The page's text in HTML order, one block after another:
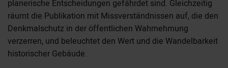
planerische Entscheidungen gefährdet sind. Gleichzeitig
räumt die Publikation mit Missverständnissen auf, die den
Denkmalschutz in der öffentlichen Wahrnehmung
verzerren, und beleuchtet den Wert und die Wandelbarkeit
historischer Gebäude.